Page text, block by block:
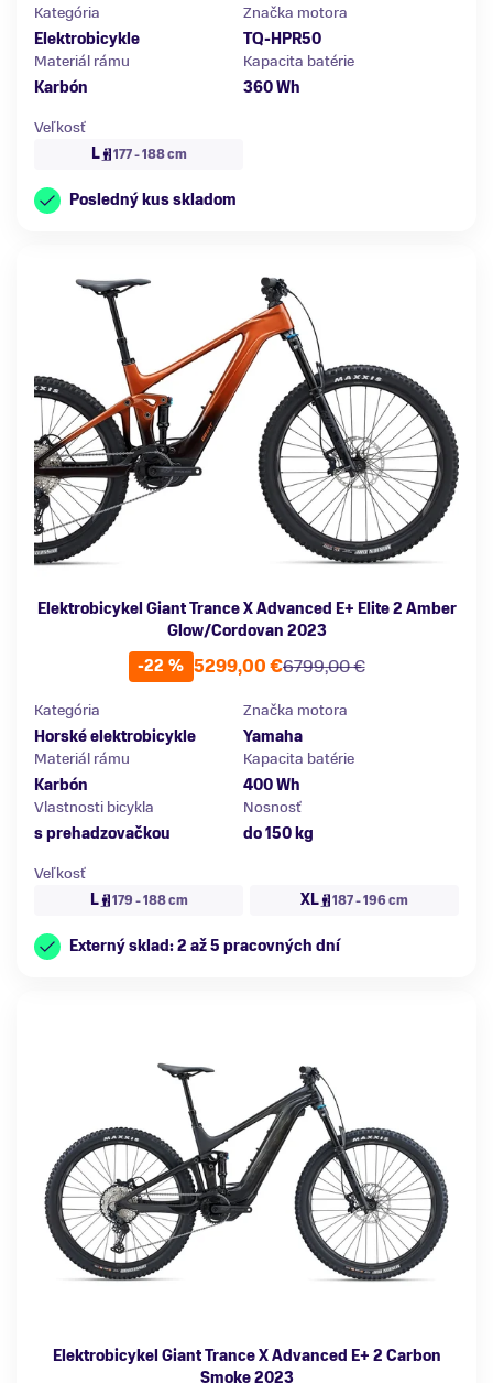
Kategória
Elektrobicykle
Značka motora
TQ-HPR50
Materiál rámu
Karbón
Kapacita batérie
360 Wh
Veľkosť
L
177 - 188 cm
Posledný kus skladom
Elektrobicykel Giant Trance X Advanced E+ Elite 2 Amber
Glow/Cordovan 2023
-22 %
6799,00 €
5299,00 €
Kategória
Horské elektrobicykle
Značka motora
Yamaha
Materiál rámu
Karbón
Kapacita batérie
400 Wh
Vlastnosti bicykla
s prehadzovačkou
Nosnosť
do 150 kg
Veľkosť
L
179 - 188 cm XL 187 - 196 cm
Externý sklad: 2 až 5 pracovných dní
Elektrobicykel Giant Trance X Advanced E+ 2 Carbon
Smoke 2023